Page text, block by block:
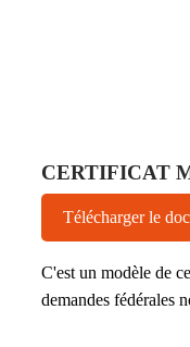
CERTIFICAT
Télécharger le
C'est un modèle de
demandes fédérales